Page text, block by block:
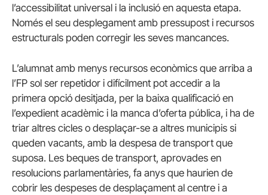
l’accessibilitat universal i la inclusió en aquesta etapa.
Només el seu desplegament amb pressupost i recursos
estructurals poden corregir les seves mancances.
L’alumnat amb menys recursos econòmics que arriba a
l’FP sol ser repetidor i difícilment pot accedir a la
primera opció desitjada, per la baixa qualificació en
l’expedient acadèmic i la manca d’oferta pública, i ha de
triar altres cicles o desplaçar-se a altres municipis si
queden vacants, amb la despesa de transport que
suposa. Les beques de transport, aprovades en
resolucions parlamentàries, fa anys que haurien de
cobrir les despeses de desplaçament al centre i a